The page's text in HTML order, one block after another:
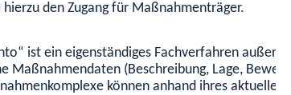
den Zugang für Maßnahmenträger.
ist ein eigenständiges Fachverfahren
Maßnahmendaten (Beschreibung, Lage,
können anhand ihres aktuellen